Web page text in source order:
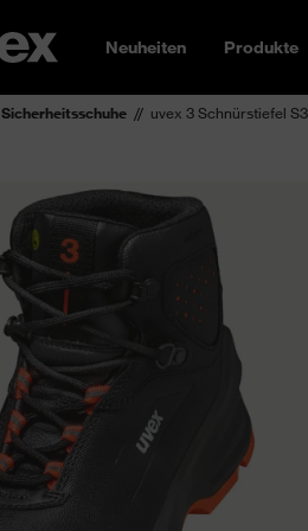
Neuheiten Produkte
Sicherheitsschuhe uvex 3 Schnürstiefel